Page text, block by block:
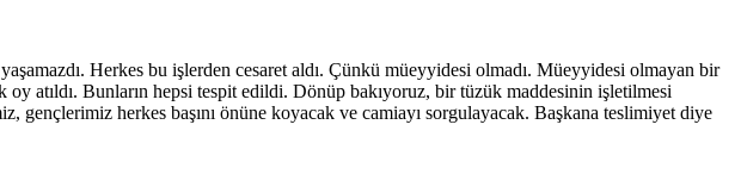
Herkes bu işlerden cesaret aldı. Çünkü müeyyidesi olmadı. Müeyyidesi olmayan bir
atıldı. Bunların hepsi tespit edildi. Dönüp bakıyoruz, bir tüzük maddesinin işletilmesi
herkes başını önüne koyacak ve camiayı sorgulayacak. Başkana teslimiyet diye